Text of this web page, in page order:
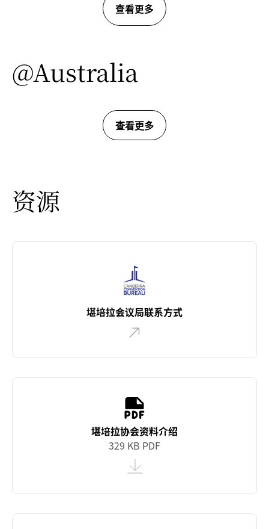
查看更多
@Australia
查看更多
资源
堪培拉会议局联系方式
堪培拉协会资料介绍
329 KB PDF